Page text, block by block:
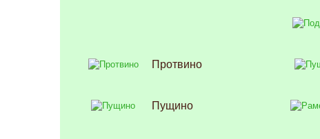
Протвино
Пущино